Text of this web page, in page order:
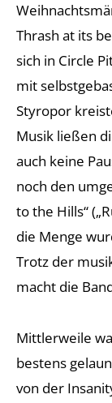
Thrash at its
sich in Circle
mit
Styropor
Musik ließen
auch keine
noch den
to the Hills“
die Menge
Trotz der
macht die
Mittlerweile
bestens
von der